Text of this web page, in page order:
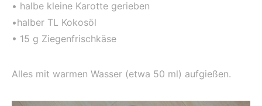
• halbe kleine Karotte gerieben
•halber TL Kokosöl
• 15 g Ziegenfrischkäse
Alles mit warmen Wasser (etwa 50 ml) aufgießen.